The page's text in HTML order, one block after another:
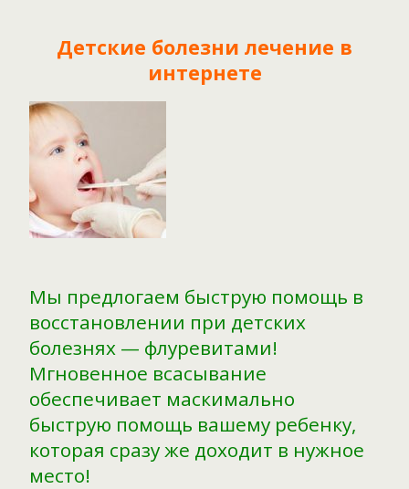
Детские болезни лечение в
интернете
Мы предлогаем быструю помощь в
восстановлении при детских
болезнях — флуревитами!
Мгновенное всасывание
обеспечивает маскимально
быструю помощь вашему ребенку,
которая сразу же доходит в нужное
место!